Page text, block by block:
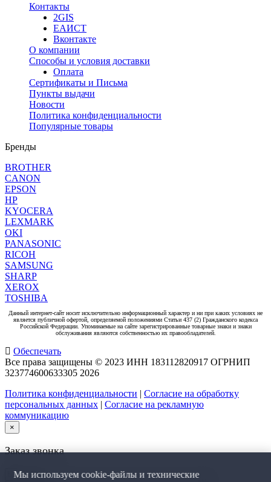
Контакты
2GIS
ЕАИСТ
Вконтакте
О компании
Способы и условия доставки
Оплата
Сертификаты и Письма
Пункты выдачи
Новости
Политика конфиденциальности
Популярные товары
Бренды
BROTHER
CANON
EPSON
HP
KYOCERA
LEXMARK
OKI
PANASONIC
RICOH
SAMSUNG
SHARP
XEROX
TOSHIBA
Данный интернет-сайт носит исключительно информационный характер и ни при каких условиях не
является публичной офертой, определяемой положениями Статьи 437 (2) Гражданского кодекса
Российской Федерации. Упоминаемые на сайте зарегистрированные товарные знаки и знаки
обслуживания являются собственностью их правообладателей.
Обеспечать
Все права защищены © 2023 ИНН 183112820917 ОГРНИП
323774600633305 2026
Политика конфиденциальности | Согласие на обработку
персональных данных | Согласие на рекламную
коммуникацию
×
Заказ звонка
Мы используем cookie-файлы и технические